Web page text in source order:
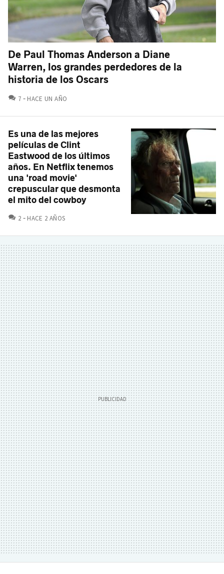
De Paul Thomas Anderson a Diane
Warren, los grandes perdedores de la
historia de los Oscars
7 COMENTARIOS
HACE UN AÑO
Es una de las mejores
películas de Clint
Eastwood de los últimos
años. En Netflix tenemos
una 'road movie'
crepuscular que desmonta
el mito del cowboy
2 COMENTARIOS
HACE 2 AÑOS